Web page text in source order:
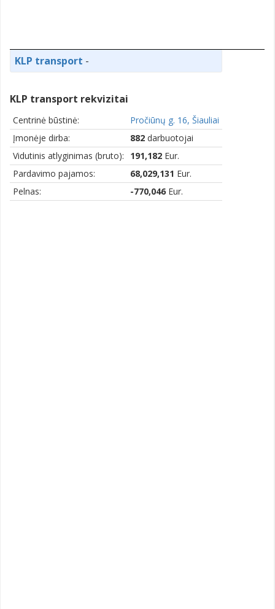
KLP transport -
KLP transport rekvizitai
Centrinė būstinė:
Pročiūnų g. 16, Šiauliai
Įmonėje dirba:
882 darbuotojai
Vidutinis atlyginimas (bruto):
191,182 Eur.
Pardavimo pajamos:
68,029,131 Eur.
Pelnas:
-770,046 Eur.